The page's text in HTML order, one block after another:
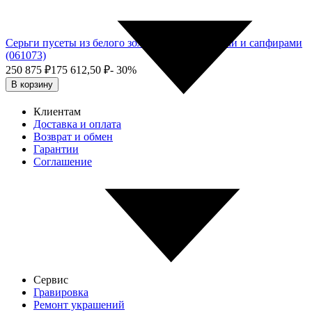
Серьги пусеты из белого золота с бриллиантами и сапфирами
(061073)
250 875 ₽175 612,50 ₽- 30%
В корзину
Клиентам
Доставка и оплата
Возврат и обмен
Гарантии
Соглашение
Сервис
Гравировка
Ремонт украшений